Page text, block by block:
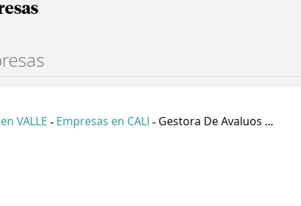
VALLE - Empresas en CALI - Gestora De Avaluos ...